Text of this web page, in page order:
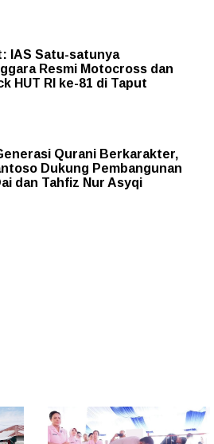
IAS Satu-satunya
Resmi Motocross dan
HUT RI ke-81 di Taput
Qurani Berkarakter,
Dukung Pembangunan
dan Tahfiz Nur Asyqi